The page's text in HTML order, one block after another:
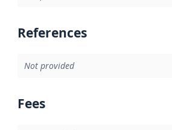
References
Not provided
Fees